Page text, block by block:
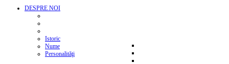
DESPRE NOI
Istoric
Nume
Personalităţi